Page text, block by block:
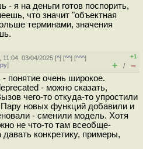
- я на деньги готов поспорить,
что значит "объектная
терминами, значения
11:04, 03/04/2025 [^] [^^] [^^^]
]
+1
+ / –
понятие очень широкое.
- можно сказать,
чего-то откуда-то упростили
новых функций добавили и
- сменили модель. Хотя
не что-то там всеобще-
давать конкретику, примеры,